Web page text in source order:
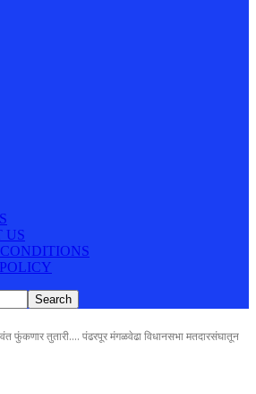
US
फुंकणार तुतारी.... पंढरपूर मंगळवेढा विधानसभा मतदारसंघातून